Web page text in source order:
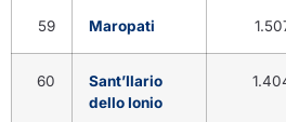
59 Maropati
60
Sant’Ilario
dello Ionio